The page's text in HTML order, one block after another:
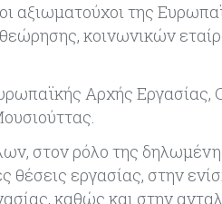
αξιωματούχοι της
κοινωνικών
Αρχής Εργασίας,
στον ρόλο της
θέσεις εργασίας, στην
καθώς και στην